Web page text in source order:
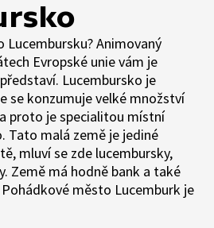
Animovaný
Evropské unie vám je
Lucembursko je
se konzumuje velké množství
proto je specialitou místní
Tato malá země je jediné
mluví se zde lucembursky,
Země má hodně bank a také
město Lucemburk je